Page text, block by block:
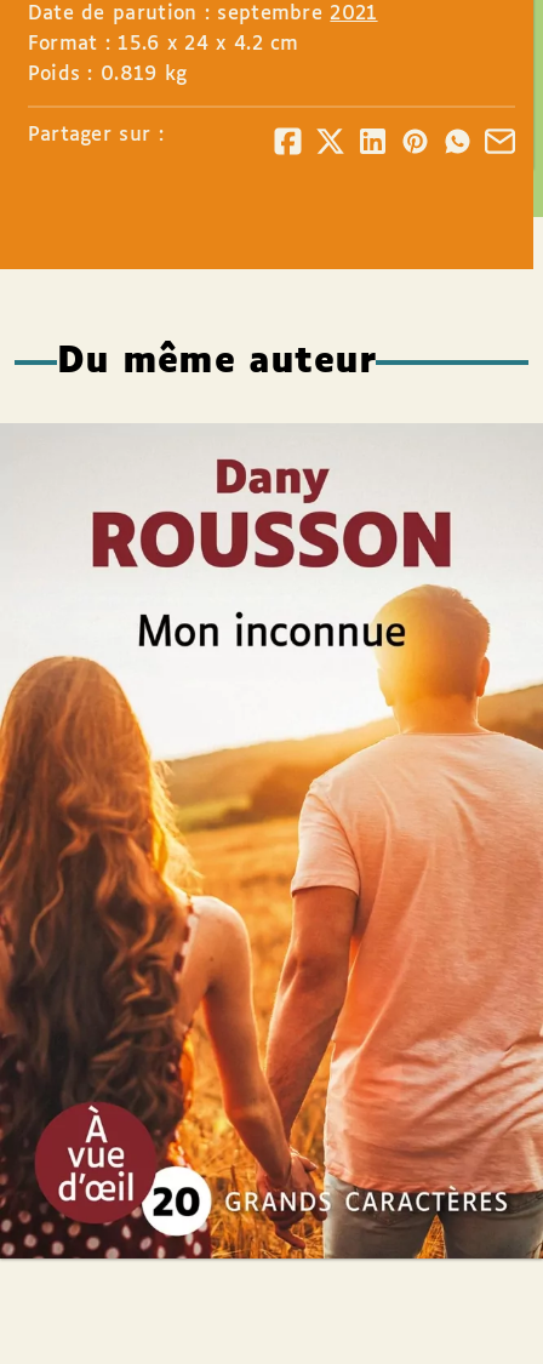
Date de parution : septembre 2021
Format : 15.6 x 24 x 4.2 cm
Poids : 0.819 kg
Partager sur :
Du même auteur
Mon inconnue
Dany Rousson
26